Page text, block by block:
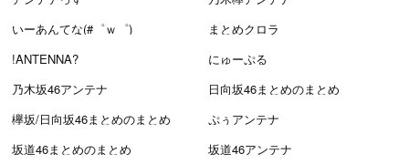
いーあんてな(#゜ｗ゜)
まとめクロラ
!ANTENNA?
にゅーぷる
乃木坂46アンテナ
日向坂46まとめのまとめ
欅坂/日向坂46まとめのまとめ
ぷぅアンテナ
坂道46まとめのまとめ
坂道46アンテナ